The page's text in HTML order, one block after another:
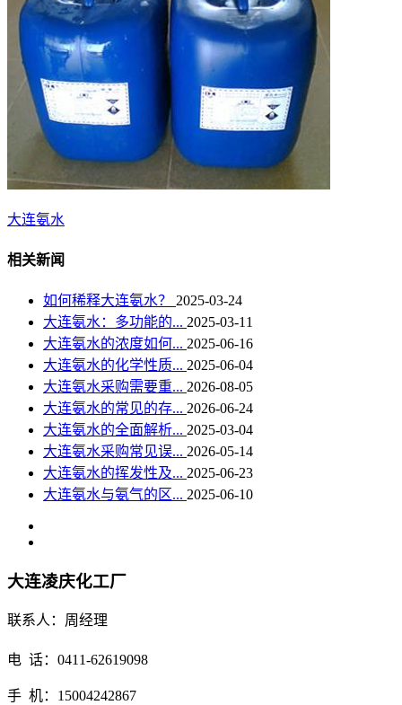
大连氨水
相关新闻
如何稀释大连氨水？ 2025-03-24
大连氨水：多功能的... 2025-03-11
大连氨水的浓度如何... 2025-06-16
大连氨水的化学性质... 2025-06-04
大连氨水采购需要重... 2026-08-05
大连氨水的常见的存... 2026-06-24
大连氨水的全面解析... 2025-03-04
大连氨水采购常见误... 2026-05-14
大连氨水的挥发性及... 2025-06-23
大连氨水与氨气的区... 2025-06-10
大连凌庆化工厂
联系人：周经理
电 话：0411-62619098
手 机：15004242867